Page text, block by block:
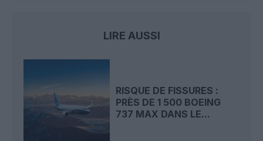
LIRE AUSSI
RISQUE DE FISSURES :
PRÈS DE 1 500 BOEING
737 MAX DANS LE...